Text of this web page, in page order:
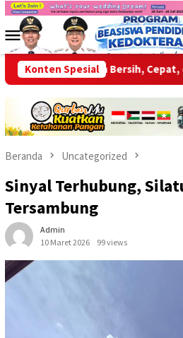
Loncat
kontenMenu
Mobile
Konten Spesial
Bersih, Cepat, dan
Beranda Uncategorized
Sinyal Terhubung,
Tersambung
Admin
10 Maret 2026
99 views